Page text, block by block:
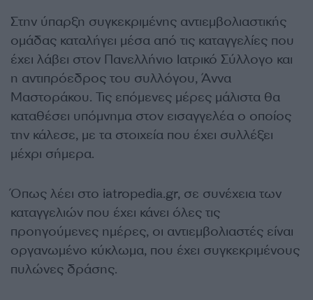
Στην ύπαρξη συγκεκριμένης αντιεμβολιαστικής
ομάδας καταλήγει μέσα από τις καταγγελίες που
έχει λάβει στον Πανελλήνιο Ιατρικό Σύλλογο και
η αντιπρόεδρος του συλλόγου, Άννα
Μαστοράκου. Τις επόμενες μέρες μάλιστα θα
καταθέσει υπόμνημα στον εισαγγελέα ο οποίος
την κάλεσε, με τα στοιχεία που έχει συλλέξει
μέχρι σήμερα.
Όπως λέει στο iatropedia.gr, σε συνέχεια των
καταγγελιών που έχει κάνει όλες τις
προηγούμενες ημέρες, οι αντιεμβολιαστές είναι
οργανωμένο κύκλωμα, που έχει συγκεκριμένους
πυλώνες δράσης.